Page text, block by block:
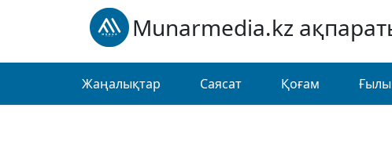
Munarmedia.kz
Жаңалықтар Саясат Қоғам